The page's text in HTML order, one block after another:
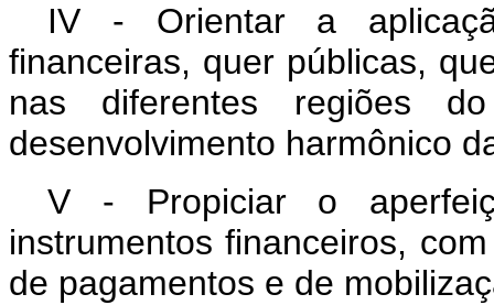
IV - Orientar a
financeiras, quer públicas,
nas diferentes regiões
desenvolvimento harmônico
V - Propiciar o
instrumentos financeiros,
de pagamentos e de